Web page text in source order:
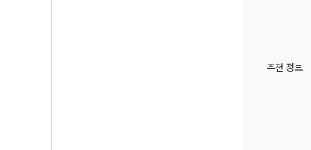
추천 정보